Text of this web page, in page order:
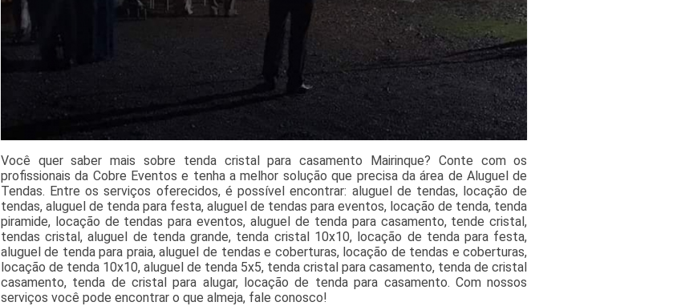
Você quer saber mais sobre tenda cristal para casamento Mairinque? Conte com os
profissionais da Cobre Eventos e tenha a melhor solução que precisa da área de Aluguel de
Tendas. Entre os serviços oferecidos, é possível encontrar: aluguel de tendas, locação de
tendas, aluguel de tenda para festa, aluguel de tendas para eventos, locação de tenda, tenda
piramide, locação de tendas para eventos, aluguel de tenda para casamento, tende cristal,
tendas cristal, aluguel de tenda grande, tenda cristal 10x10, locação de tenda para festa,
aluguel de tenda para praia, aluguel de tendas e coberturas, locação de tendas e coberturas,
locação de tenda 10x10, aluguel de tenda 5x5, tenda cristal para casamento, tenda de cristal
casamento, tenda de cristal para alugar, locação de tenda para casamento. Com nossos
serviços você pode encontrar o que almeja, fale conosco!